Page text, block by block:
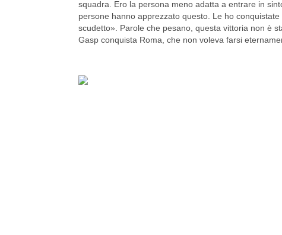
squadra. Ero la persona meno adatta a entrare in
persone hanno apprezzato questo. Le ho
scudetto». Parole che pesano, questa vittoria non è
Gasp conquista Roma, che non voleva farsi